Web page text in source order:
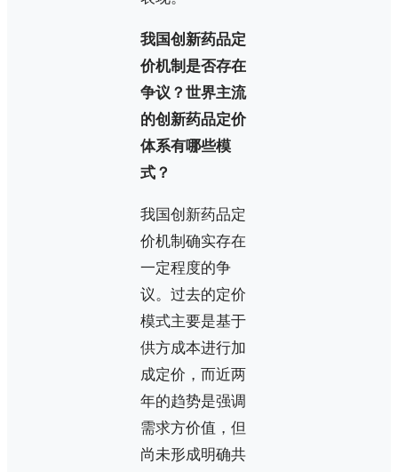
我国创新药品定
价机制是否存在
争议？世界主流
的创新药品定价
体系有哪些模
式？
我国创新药品定
价机制确实存在
一定程度的争
议。过去的定价
模式主要是基于
供方成本进行加
成定价，而近两
年的趋势是强调
需求方价值，但
尚未形成明确共